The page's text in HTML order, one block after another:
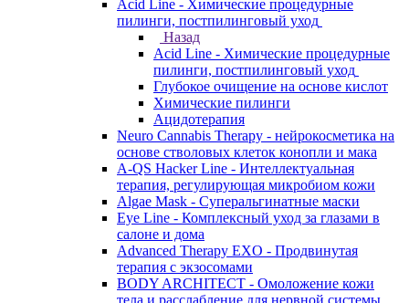
Acid Line - Химические процедурные
пилинги, постпилинговый уход
Назад
Acid Line - Химические процедурные
пилинги, постпилинговый уход
Глубокое очищение на основе кислот
Химические пилинги
Ацидотерапия
Neuro Cannabis Therapy - нейрокосметика на
основе стволовых клеток конопли и мака
A-QS Hacker Line - Интеллектуальная
терапия, регулирующая микробиом кожи
Algae Mask - Суперальгинатные маски
Eye Line - Комплексный уход за глазами в
салоне и дома
Advanced Therapy EXO - Продвинутая
терапия с экзосомами
BODY ARCHITECT - Омоложение кожи
тела и расслабление для нервной системы